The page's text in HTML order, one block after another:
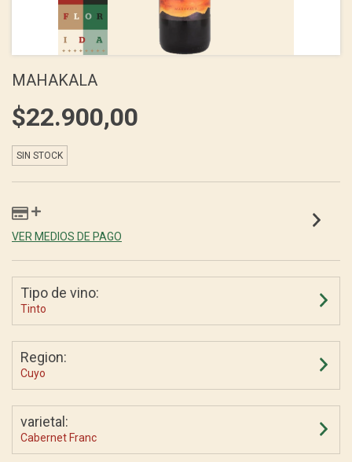
MAHAKALA
$22.900,00
SIN STOCK
VER MEDIOS DE PAGO
Tipo de vino:
Tinto
Region:
Cuyo
varietal:
Cabernet Franc